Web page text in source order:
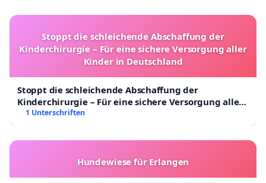
Stoppt die schleichende Abschaffung der
Kinderchirurgie – Für eine sichere Versorgung aller
Kinder in Deutschland
Stoppt die schleichende Abschaffung der
Kinderchirurgie – Für eine sichere Versorgung aller
Kinder in Deutschland
1 Unterschriften
Hundewiese für Erlangen